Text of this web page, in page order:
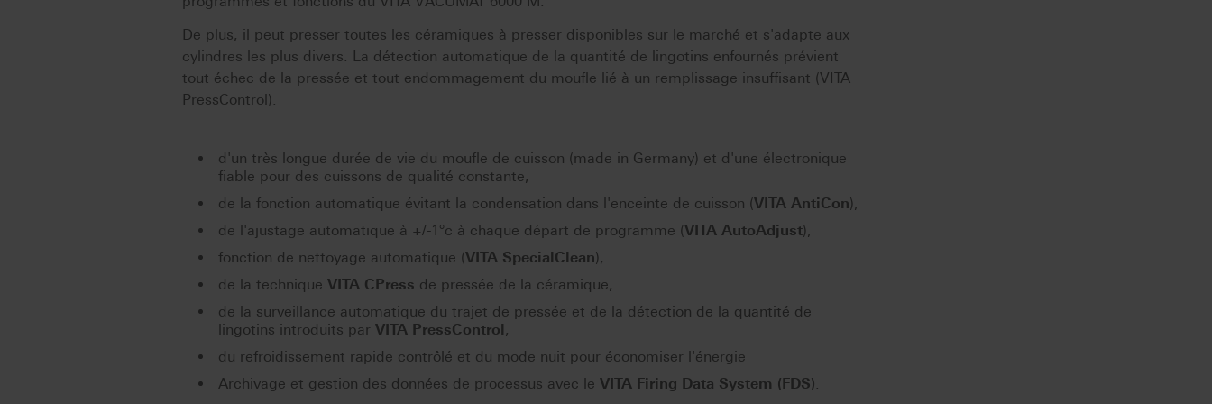
De plus, il peut presser toutes les céramiques à presser disponibles sur le marché et s'adapte aux
cylindres les plus divers. La détection automatique de la quantité de lingotins enfournés prévient
tout échec de la pressée et tout endommagement du moufle lié à un remplissage insuffisant (VITA
PressControl).
d'un très longue durée de vie du moufle de cuisson (made in Germany) et d'une électronique
fiable pour des cuissons de qualité constante,
de la fonction automatique évitant la condensation dans l'enceinte de cuisson (VITA AntiCon),
de l'ajustage automatique à +/-1°c à chaque départ de programme (VITA AutoAdjust),
fonction de nettoyage automatique (VITA SpecialClean),
de la technique VITA CPress de pressée de la céramique,
de la surveillance automatique du trajet de pressée et de la détection de la quantité de
lingotins introduits par VITA PressControl ,
du refroidissement rapide contrôlé et du mode nuit pour économiser l'énergie
Archivage et gestion des données de processus avec le VITA Firing Data System (FDS).